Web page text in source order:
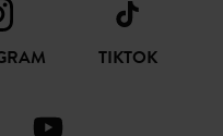
TIKTOK